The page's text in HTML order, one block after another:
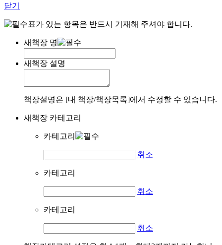
닫기
표가 있는 항목은 반드시 기재해 주셔야 합니다.
새책장 명
새책장 설명
책장설명은 [내 책장/책장목록]에서 수정할 수 있습니다.
새책장 카테고리
카테고리
취소
카테고리
취소
카테고리
취소